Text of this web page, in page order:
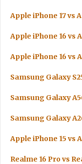
Apple iPhone 17 vs
Apple iPhone 16 vs
Apple iPhone 16 vs
Samsung Galaxy
Samsung Galaxy
Samsung Galaxy
Apple iPhone 15 vs
Realme 16 Pro vs